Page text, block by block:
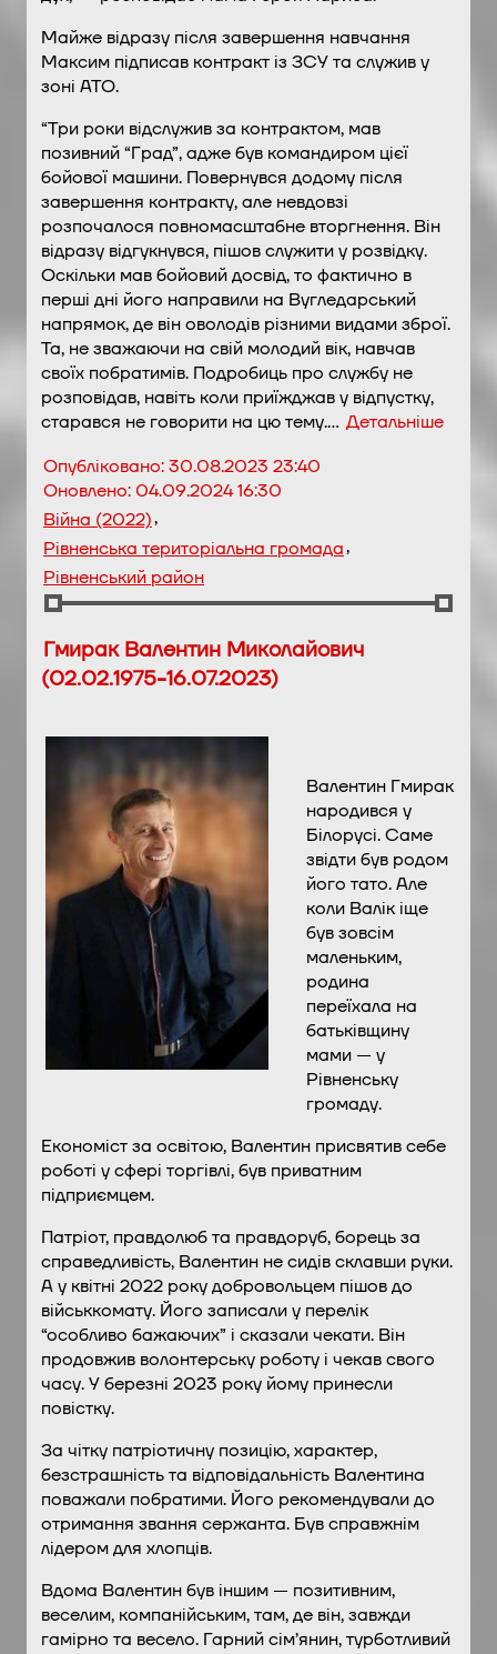
Майже відразу після завершення навчання
Максим підписав контракт із ЗСУ та служив у
зоні АТО.
“Три роки відслужив за контрактом, мав
позивний “Град”, адже був командиром цієї
бойової машини. Повернувся додому після
завершення контракту, але невдовзі
розпочалося повномасштабне вторгнення. Він
відразу відгукнувся, пішов служити у розвідку.
Оскільки мав бойовий досвід, то фактично в
перші дні його направили на Вугледарський
напрямок, де він оволодів різними видами зброї.
Та, не зважаючи на свій молодий вік, навчав
своїх побратимів. Подробиць про службу не
розповідав, навіть коли приїжджав у відпустку,
старався не говорити на цю тему.… Детальніше
Опубліковано:30.08.2023 23:40
Оновлено:04.09.2024 16:30
Війна (2022),
Рівненська територіальна громада,
Рівненський район
Гмирак Валентин Миколайович
(02.02.1975-16.07.2023)
Валентин Гмирак
народився у
Білорусі. Саме
звідти був родом
його тато. Але
коли Валік іще
був зовсім
маленьким,
родина
переїхала на
батьківщину
мами — у
Рівненську
громаду.
Економіст за освітою, Валентин присвятив себе
роботі у сфері торгівлі, був приватним
підприємцем.
Патріот, правдолюб та правдоруб, борець за
справедливість, Валентин не сидів склавши руки.
А у квітні 2022 року добровольцем пішов до
військкомату. Його записали у перелік
“особливо бажаючих” і сказали чекати. Він
продовжив волонтерську роботу і чекав свого
часу. У березні 2023 року йому принесли
повістку.
За чітку патріотичну позицію, характер,
безстрашність та відповідальність Валентина
поважали побратими. Його рекомендували до
отримання звання сержанта. Був справжнім
лідером для хлопців.
Вдома Валентин був іншим — позитивним,
веселим, компанійським, там, де він, завжди
гамірно та весело. Гарний сім’янин, турботливий